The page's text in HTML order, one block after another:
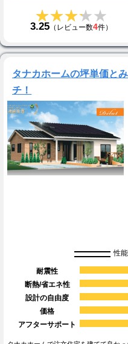
★★★★★
★★★★★
3.25 （レビュー数4件）
タナカホームの坪単価と
チ！
性
耐震性
断熱/省エネ性
設計の自由度
価格
アフターサポート